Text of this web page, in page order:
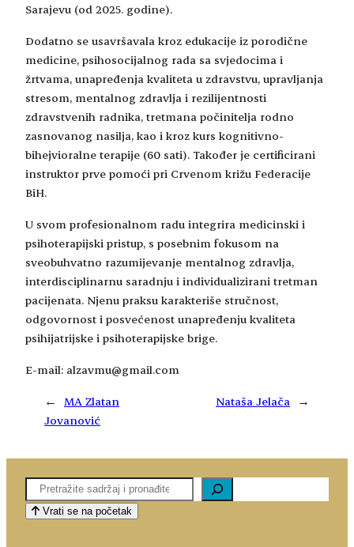
Sarajevu (od 2025. godine).
Dodatno se usavršavala kroz edukacije iz porodične
medicine, psihosocijalnog rada sa svjedocima i
žrtvama, unapređenja kvaliteta u zdravstvu, upravljanja
stresom, mentalnog zdravlja i rezilijentnosti
zdravstvenih radnika, tretmana počinitelja rodno
zasnovanog nasilja, kao i kroz kurs kognitivno-
bihejvioralne terapije (60 sati). Također je certificirani
instruktor prve pomoći pri Crvenom križu Federacije
BiH.
U svom profesionalnom radu integrira medicinski i
psihoterapijski pristup, s posebnim fokusom na
sveobuhvatno razumijevanje mentalnog zdravlja,
interdisciplinarnu saradnju i individualizirani tretman
pacijenata. Njenu praksu karakteriše stručnost,
odgovornost i posvećenost unapređenju kvaliteta
psihijatrijske i psihoterapijske brige.
E-mail: alzavmu@gmail.com
←
MA Zlatan
Jovanović
Nataša Jelača →
Pretaga
Vrati se na početak